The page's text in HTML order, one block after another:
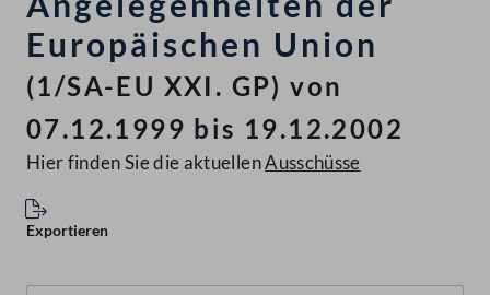
Europäischen Union
(1/SA-EU XXI. GP) von
07.12.1999 bis 19.12.2002
Hier finden Sie die aktuellenAusschüsse
Exportieren